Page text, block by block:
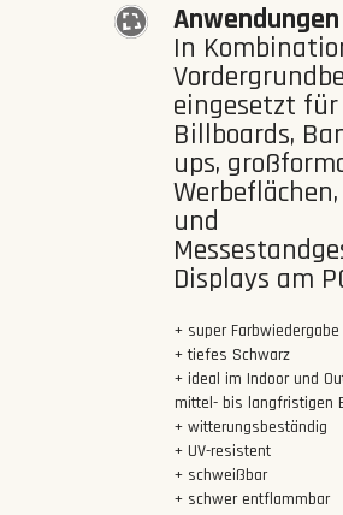
Anwendungen
In
eingesetzt für
Billboards,
ups,
und
Displays am
+ super Farbwiedergabe
+ tiefes Schwarz
+ ideal im Indoor und
mittel- bis langfristigen
+ witterungsbeständig
+ UV-resistent
+ schweißbar
+ schwer entflammbar